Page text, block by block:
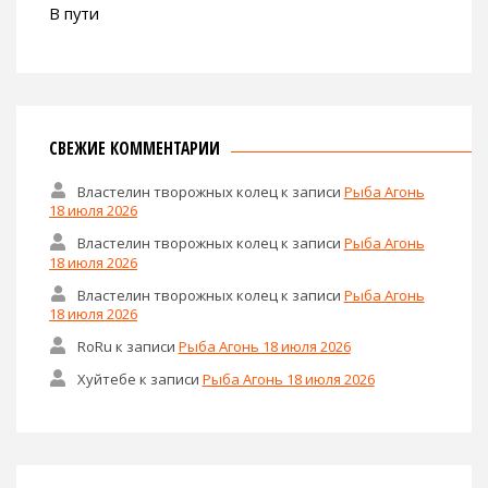
В пути
СВЕЖИЕ КОММЕНТАРИИ
Властелин творожных колец к записи Рыба Агонь
18 июля 2026
Властелин творожных колецк записи Рыба Агонь
18 июля 2026
Властелин творожных колец к записи Рыба Агонь
18 июля 2026
RoRu к записи Рыба Агонь 18 июля 2026
Хуйтебе к записи Рыба Агонь 18 июля 2026